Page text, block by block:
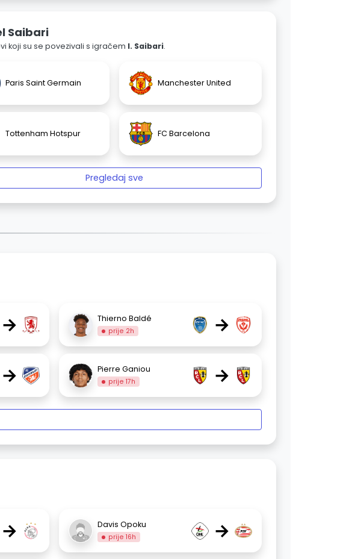
Saibari
koji su se povezivali s igračem I. Saibari.
Paris Saint Germain Manchester United
Tottenham Hotspur FC Barcelona
Pregledaj sve
→ Thierno Baldé
prije 2h →
→ Pierre Ganiou
prije 17h →
→ Davis Opoku
prije 16h →